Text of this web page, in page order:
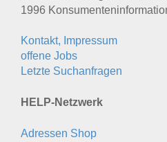
1996
Kontakt, Impressum
offene Jobs
Letzte Suchanfragen
HELP-Netzwerk
Adressen Shop